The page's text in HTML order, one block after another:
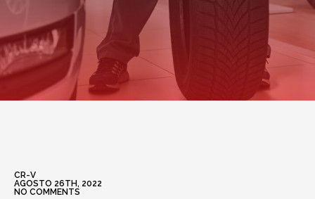
CR-V
AGOSTO 26TH, 2022
NO COMMENTS